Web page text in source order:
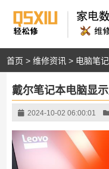
首页 >维修资讯 > 电脑笔
戴尔笔记本电脑显
2024-10-02 06:00:01